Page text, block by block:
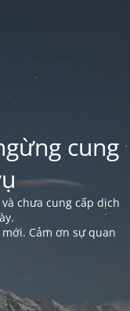
cung
chưa cung cấp dịch
Cảm ơn sự quan